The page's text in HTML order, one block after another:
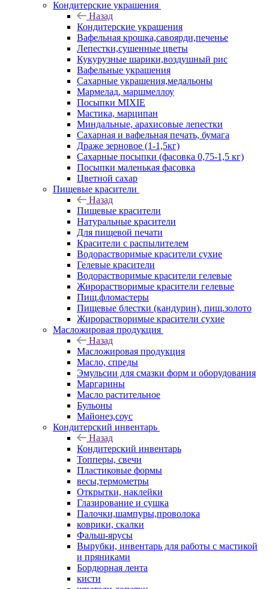
Кондитерские украшения
Назад
Кондитерские украшения
Вафельная крошка,савоярди,печенье
Лепестки,сушенные цветы
Кукурузные шарики,воздушный рис
Вафельные украшения
Сахарные украшения,медальоны
Мармелад, маршмеллоу
Посыпки MIXIE
Мастика, марципан
Миндальные, арахисовые лепестки
Сахарная и вафельная печать, бумага
Драже зерновое (1-1,5кг)
Сахарные посыпки (фасовка 0,75-1,5 кг)
Посыпки маленькая фасовка
Цветной сахар
Пищевые красители
Назад
Пищевые красители
Натуральные красители
Для пищевой печати
Красители с распылителем
Водорастворимые красители сухие
Гелевые красители
Водорастворимые красители гелевые
Жирорастворимые красители гелевые
Пищ.фломастеры
Пищевые блестки (кандурин), пищ.золото
Жирорастворимые красители сухие
Масложировая продукция
Назад
Масложировая продукция
Масло, спреды
Эмульсии для смазки форм и оборудования
Маргарины
Масло растительное
Бульоны
Майонез,соус
Кондитерский инвентарь
Назад
Кондитерский инвентарь
Топперы, свечи
Пластиковые формы
весы,термометры
Открытки, наклейки
Глазирование и сушка
Палочки,шампуры,проволока
коврики, скалки
Фальш-ярусы
Вырубки, инвентарь для работы с мастикой
и пряниками
Бордюрная лента
кисти